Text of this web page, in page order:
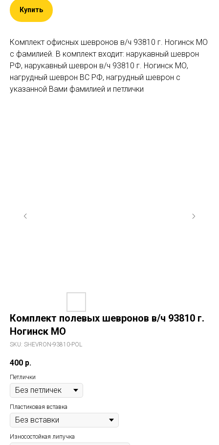
Купить
Комплект офисных шевронов в/ч 93810 г. Ногинск МО
с фамилией. В комплект входит: нарукавный шеврон
РФ, нарукавный шеврон в/ч 93810 г. Ногинск МО,
нагрудный шеврон ВС РФ, нагрудный шеврон с
указанной Вами фамилией и петлички
Комплект полевых шевронов в/ч 93810 г.
Ногинск МО
SKU: SHEVRON-93810-POL
400 р.
Петлички
Пластиковая вставка
Износостойкая липучка